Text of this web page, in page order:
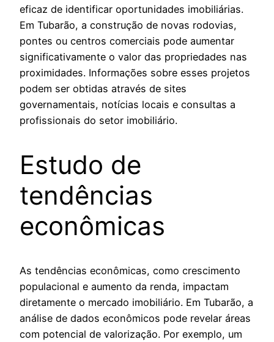
eficaz de identificar oportunidades imobiliárias.
Em Tubarão, a construção de novas rodovias,
pontes ou centros comerciais pode aumentar
significativamente o valor das propriedades nas
proximidades. Informações sobre esses projetos
podem ser obtidas através de sites
governamentais, notícias locais e consultas a
profissionais do setor imobiliário.
Estudo de
tendências
econômicas
As tendências econômicas, como crescimento
populacional e aumento da renda, impactam
diretamente o mercado imobiliário. Em Tubarão, a
análise de dados econômicos pode revelar áreas
com potencial de valorização. Por exemplo, um